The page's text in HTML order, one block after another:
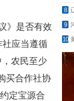
》是否有效
应当遵循
农民至少
买合作社协
定宝源合
营
8
9
罪?
10